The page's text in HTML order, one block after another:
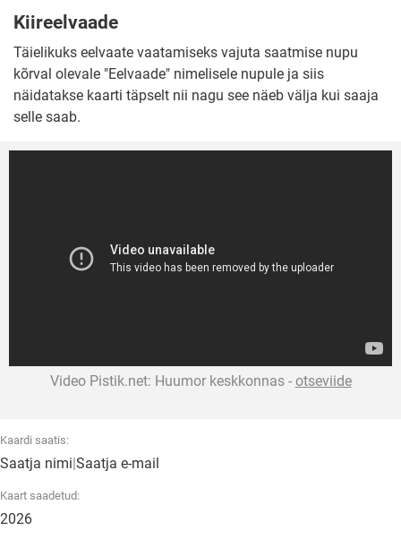
Kiireelvaade
Täielikuks eelvaate vaatamiseks vajuta saatmise nupu
kõrval olevale "Eelvaade" nimelisele nupule ja siis
näidatakse kaarti täpselt nii nagu see näeb välja kui saaja
selle saab.
Video Pistik.net: Huumor keskkonnas - otseviide
Kaardi saatis:
Saatja nimi|Saatja e-mail
Kaart saadetud:
2026